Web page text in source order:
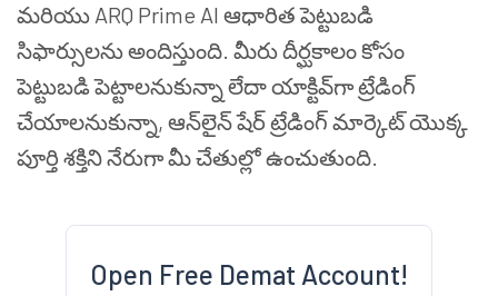
మరియు ARQ Prime AI ఆధారిత పెట్టుబడి
సిఫార్సులను అందిస్తుంది. మీరు దీర్ఘకాలం కోసం
పెట్టుబడి పెట్టాలనుకున్నా లేదా యాక్టివ్‌గా ట్రేడింగ్
చేయాలనుకున్నా, ఆన్‌లైన్ షేర్ ట్రేడింగ్ మార్కెట్ యొక్క
పూర్తి శక్తిని నేరుగా మీ చేతుల్లో ఉంచుతుంది.
Open Free Demat Account!